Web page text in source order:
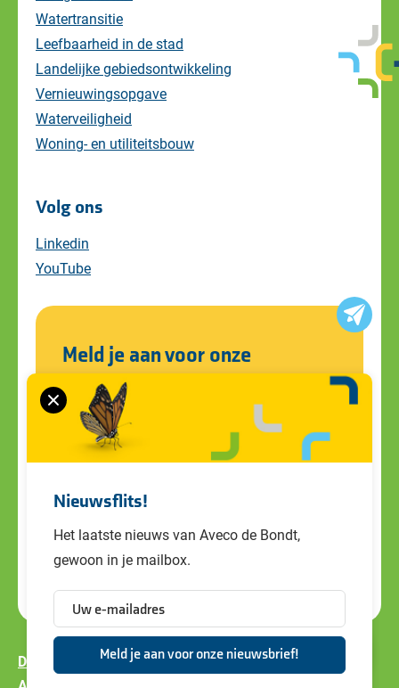
Nieuwsflits!
Het laatste nieuws van Aveco de Bondt,
gewoon in je mailbox.
Watertransitie
Leefbaarheid in de stad
Landelijke gebiedsontwikkeling
Vernieuwingsopgave
Waterveiligheid
Woning- en utiliteitsbouw
Volg ons
Linkedin
YouTube
Meld je aan voor onze
nieuwsbrief
Blijf op de hoogte van alle ontwikkelingen
en ons laatste nieuws. Schrijf je in voor de
Disclaimer Privacy policy
Cookiebeleid